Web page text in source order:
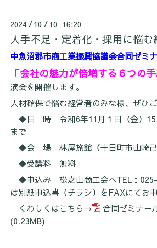
2024 / 10 / 10 16:20
人手不足・定着化・採用に悩む
中魚沼郡市商工業振興協議会合同ゼミ
「会社の魅力が倍増する６つの手
演会を開催します。
人材確保で悩む経営者のみな様、ぜひ
◆日 時 令和6年11月１日（金）15
まで
◆会 場 林屋旅館（十日町市山崎己
◆受講料 無料
◆申込み 松之山商工会へTEL：
は別紙申込書（チラシ）をFAXにてお
くわしくはこちら→
合同ゼミナー
(0.23MB)